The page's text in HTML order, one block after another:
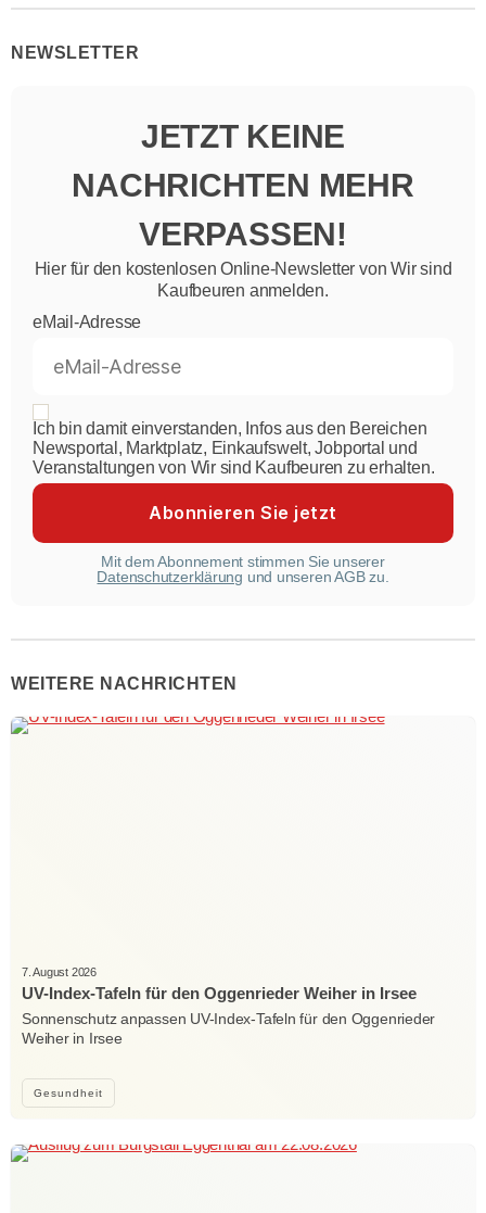
NEWSLETTER
JETZT KEINE
NACHRICHTEN MEHR
VERPASSEN!
Hier für den kostenlosen Online-Newsletter von Wir sind
Kaufbeuren anmelden.
eMail-Adresse
Ich bin damit einverstanden, Infos aus den Bereichen
Newsportal, Marktplatz, Einkaufswelt, Jobportal und
Veranstaltungen von Wir sind Kaufbeuren zu erhalten.
Mit dem Abonnement stimmen Sie unserer
Datenschutzerklärung und unseren AGB zu.
WEITERE NACHRICHTEN
Gesundheit
7. August 2026
UV-Index-Tafeln für den Oggenrieder Weiher in Irsee
Sonnenschutz anpassen UV-Index-Tafeln für den Oggenrieder
Weiher in Irsee